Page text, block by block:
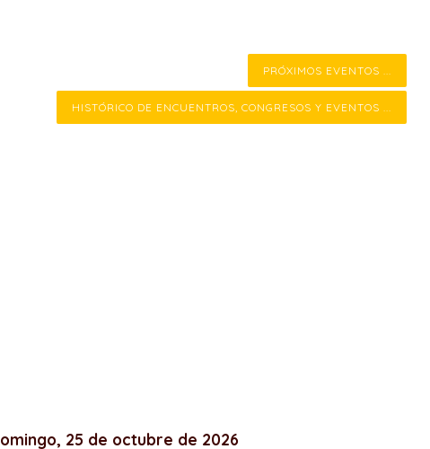
PRÓXIMOS EVENTOS ...
HISTÓRICO DE ENCUENTROS, CONGRESOS Y EVENTOS ...
25 de octubre de 2026